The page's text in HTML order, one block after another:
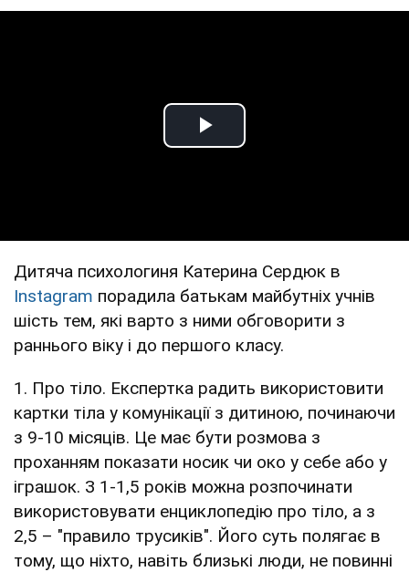
Play Video
Дитяча психологиня Катерина Сердюк в
Instagram порадила батькам майбутніх учнів
шість тем, які варто з ними обговорити з
раннього віку і до першого класу.
1. Про тіло. Експертка радить використовити
картки тіла у комунікації з дитиною, починаючи
з 9-10 місяців. Це має бути розмова з
проханням показати носик чи око у себе або у
іграшок. З 1-1,5 років можна розпочинати
використовувати енциклопедію про тіло, а з
2,5 – "правило трусиків". Його суть полягає в
тому, що ніхто, навіть близькі люди, не повинні